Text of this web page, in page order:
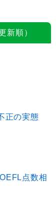
新順）
正の実態
点数相